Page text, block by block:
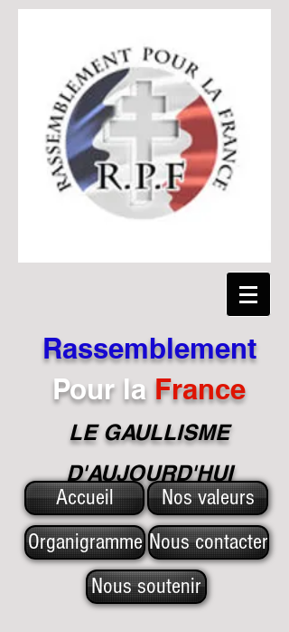
Rassemblement
Pour la France
LE GAULLISME
D'AUJOURD'HUI
Accueil
Nos valeurs
Organigramme Nous contacter
Nous soutenir